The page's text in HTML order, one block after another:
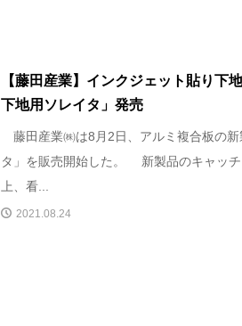
【藤田産業】インクジェット貼り下
下地用ソレイタ」発売
藤田産業㈱は8月2日、アルミ複合板の新
タ」を販売開始した。 新製品のキャッチ
上、看...
2021.08.24